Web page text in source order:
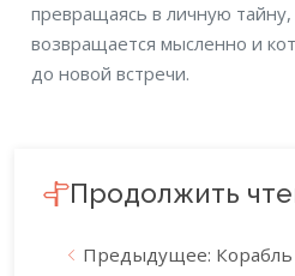
превращаясь в личную тайну,
возвращается мысленно и
до новой встречи.
Продолжить
Предыдущее: Корабль